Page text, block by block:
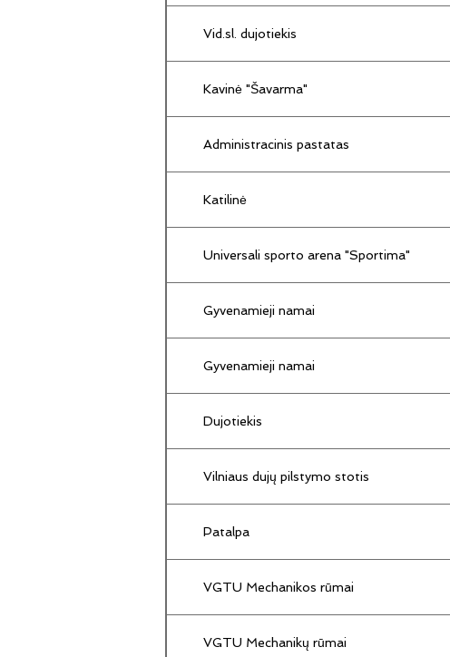
Vid.sl. dujotiekis
Kavinė "Šavarma"
Administracinis pastatas
Katilinė
Universali sporto arena "Sportima"
Gyvenamieji namai
Gyvenamieji namai
Dujotiekis
Vilniaus dujų pilstymo stotis
Patalpa
VGTU Mechanikos rūmai
VGTU Mechanikų rūmai